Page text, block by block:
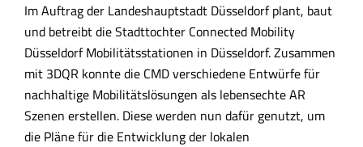
Im Auftrag der Landeshauptstadt Düsseldorf plant, baut
und betreibt die Stadttochter Connected Mobility
Düsseldorf Mobilitätsstationen in Düsseldorf. Zusammen
mit 3DQR konnte die CMD verschiedene Entwürfe für
nachhaltige Mobilitätslösungen als lebensechte AR
Szenen erstellen. Diese werden nun dafür genutzt, um
die Pläne für die Entwicklung der lokalen